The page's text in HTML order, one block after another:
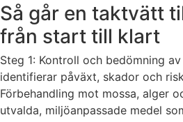
Så går en taktvätt
från start till klart
Steg 1: Kontroll och bedömning
identifierar påväxt, skador och
Förbehandling mot mossa, alger
utvalda, miljöanpassade medel